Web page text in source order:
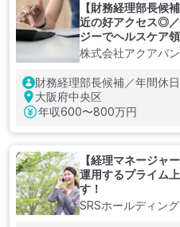
【財務経理部長候
近の好アクセス◎
ジーでヘルスケア
株式会社アクアバ
財務経理部長候補／年間休
大阪府中央区
年収600〜800万円
【経理マネージャ
運用するプライム
す！
SRSホールディン